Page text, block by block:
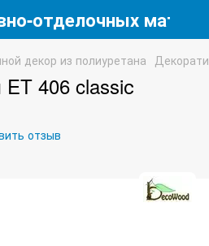
отделочных
декор из полиуретана
406 classiс
отзыв